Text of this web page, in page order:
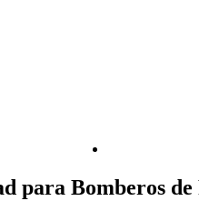
para Bomberos